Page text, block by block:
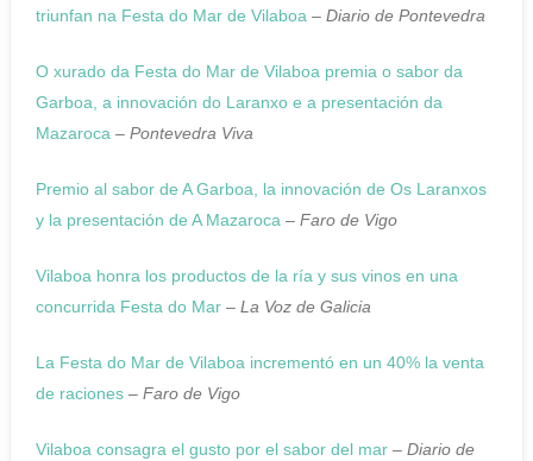
triunfan na Festa do Mar de Vilaboa – Diario de Pontevedra
O xurado da Festa do Mar de Vilaboa premia o sabor da
Garboa, a innovación do Laranxo e a presentación da
Mazaroca – Pontevedra Viva
Premio al sabor de AGarboa , la innovación de Os Laranxos
y la presentación de A Mazaroca – Faro de Vigo
Vilaboa honra los productos de la ría y sus vinos en una
concurrida Festa do Mar – La Voz de Galicia
La Festa do Mar de Vilaboa incrementó en un 40% la venta
de raciones – Faro de Vigo
Vilaboa consagra el gusto por el sabor del mar – Diario de